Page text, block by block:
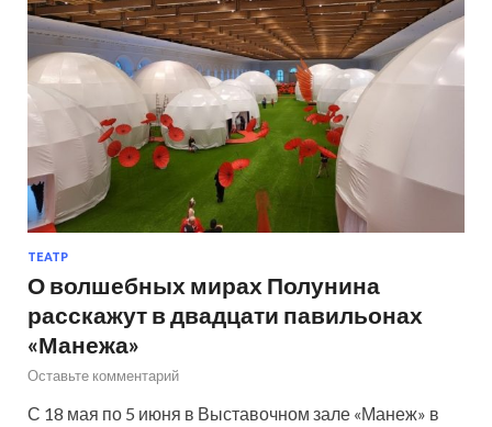
ТЕАТР
О волшебных мирах Полунина
расскажут в двадцати павильонах
«Манежа»
Оставьте комментарий
С 18 мая по 5 июня в Выставочном зале «Манеж» в